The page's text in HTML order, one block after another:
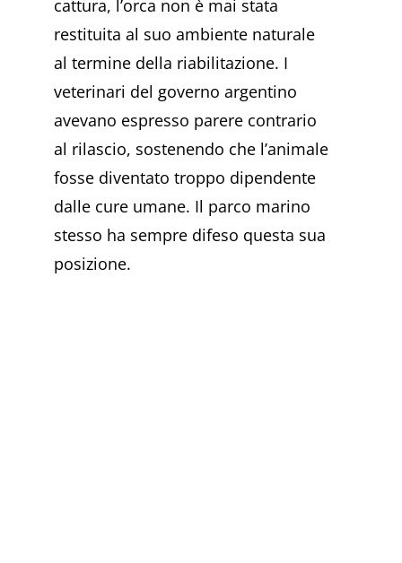
cattura, l’orca non è mai stata
restituita al suo ambiente naturale
al termine della riabilitazione. I
veterinari del governo argentino
avevano espresso parere contrario
al rilascio, sostenendo che l’animale
fosse diventato troppo dipendente
dalle cure umane. Il parco marino
stesso ha sempre difeso questa sua
posizione.